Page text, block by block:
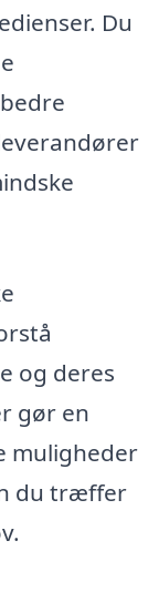
Du
og deres
gør en
muligheder
du træffer